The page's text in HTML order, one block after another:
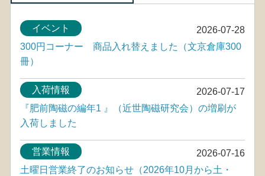
2026-07-28
イベント
300円コーナー 商品入れ替えました（文京倉庫300
冊）
2026-07-17
入荷情報
『肥前陶磁の編年1 』（近世陶磁研究会）の増刷が
入荷しました
2026-07-16
営業情報
土曜日営業終了のお知らせ（2026年10月から土・